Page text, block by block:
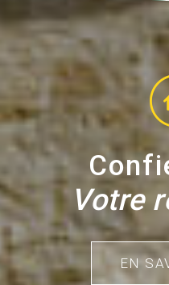
Votre
EN